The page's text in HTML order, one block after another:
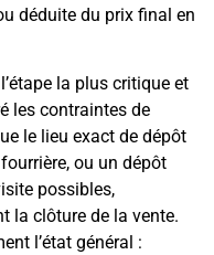
déduite du prix final en
la plus critique et
les contraintes de
le lieu exact de dépôt
ou un dépôt
possibles,
la clôture de la vente.
l’état général :